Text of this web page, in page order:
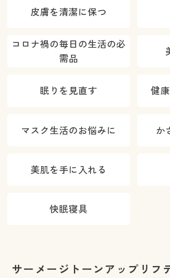
皮膚を清潔に保つ
コロナ禍の毎日の生活の必
需品
眠りを見直す 健
マスク生活のお悩みに か
美肌を手に入れる
快眠寝具
サーメージトーンアップリフ